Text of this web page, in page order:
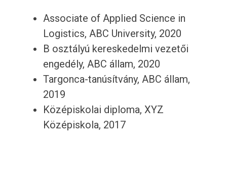
Associate of Applied Science in
Logistics, ABC University, 2020
B osztályú kereskedelmi vezetői
engedély, ABC állam, 2020
Targonca-tanúsítvány, ABC állam,
2019
Középiskolai diploma, XYZ
Középiskola, 2017